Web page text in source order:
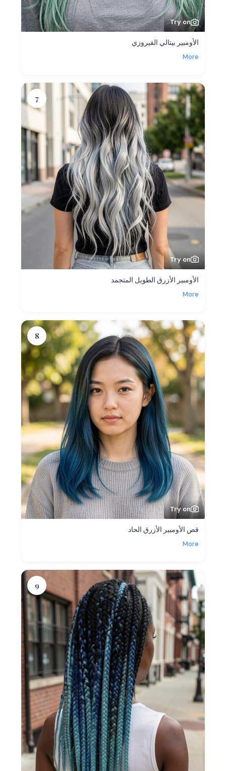
Try on
الأومبير بيتالي الفيروزي
More
7
Try on
الأومبير الأزرق الطويل المتجمد
More
8
Try on
قص الأومبير الأزرق الحاد
More
9